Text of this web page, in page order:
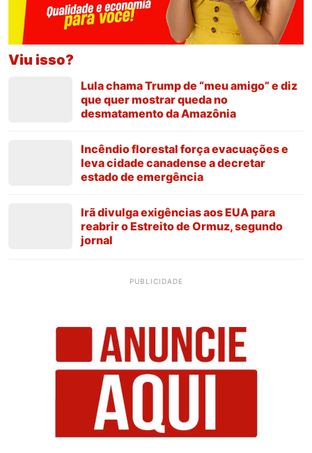
Viu isso?
Lula chama Trump de “meu amigo” e diz
que quer mostrar queda no
desmatamento da Amazônia
Incêndio florestal força evacuações e
leva cidade canadense a decretar
estado de emergência
Irã divulga exigências aos EUA para
reabrir o Estreito de Ormuz, segundo
jornal
PUBLICIDADE